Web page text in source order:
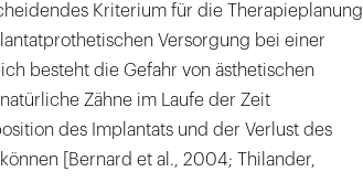
Kriterium für die Therapieplanung
Versorgung bei einer
besteht die Gefahr von ästhetischen
Zähne im Laufe der Zeit
des Implantats und der Verlust des
[Bernard et al., 2004; Thilander,